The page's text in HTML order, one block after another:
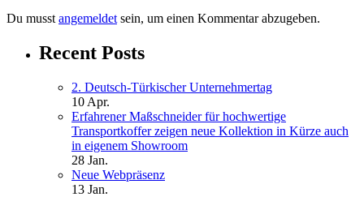
Du musst angemeldet sein, um einen Kommentar abzugeben.
Recent Posts
2. Deutsch-Türkischer Unternehmertag
10 Apr.
Erfahrener Maßschneider für hochwertige
Transportkoffer zeigen neue Kollektion in Kürze auch
in eigenem Showroom
28 Jan.
Neue Webpräsenz
13 Jan.